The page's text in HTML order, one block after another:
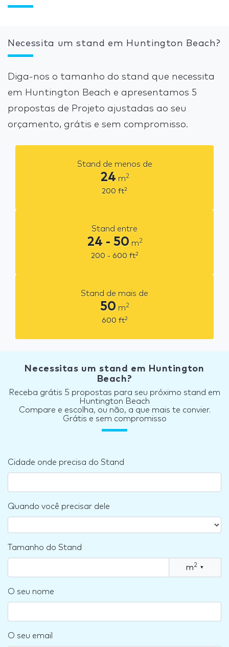
Necessita um stand em Huntington Beach?
Diga-nos o tamanho do stand que necessita
em Huntington Beach e apresentamos 5
propostas de Projeto ajustadas ao seu
orçamento, grátis e sem compromisso.
Stand de menos de
24 m2
200 ft2
Stand entre
24 - 50 m2
200 - 600 ft2
Stand de mais de
50 m2
600 ft2
Necessitas um stand em Huntington
Beach?
Receba grátis 5 propostas para seu próximo stand em
Huntington Beach
Compare e escolha, ou não, a que mais te convier.
Grátis e sem compromisso
Cidade onde precisa do Stand
Quando você precisar dele
Tamanho do Stand
m2 ▾
O seu nome
O seu email